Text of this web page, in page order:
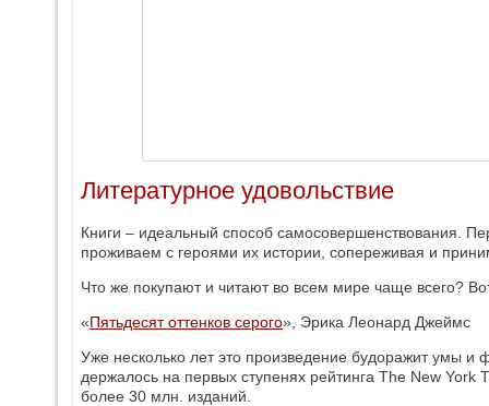
Литературное удовольствие
Книги – идеальный способ самосовершенствования.
проживаем с героями их истории, сопереживая и
Что же покупают и читают во всем мире чаще всего?
«Пятьдесят оттенков серого», Эрика Леонард Джеймс
Уже несколько лет это произведение будоражит умы
держалось на первых ступенях рейтинга The New
более 30 млн. изданий.